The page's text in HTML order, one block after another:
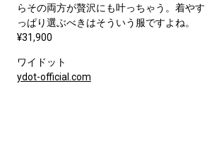
らその両方が贅沢にも叶っちゃう。着や
っぱり選ぶべきはそういう服ですよね。
¥31,900
ワイドット
ydot-official.com